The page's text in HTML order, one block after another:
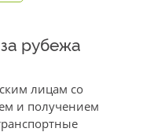
рубежа
лицам со
и получением